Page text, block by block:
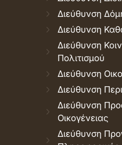
Διεύθυνση
Διεύθυνση
Διεύθυνση
Πολιτισμού
Διεύθυνση
Διεύθυνση
Διεύθυνση
Οικογένειας
Διεύθυνση